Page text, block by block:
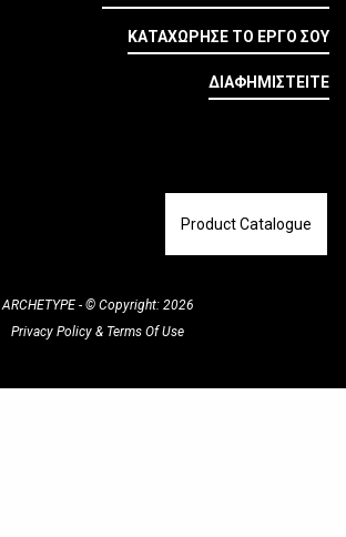
ΚΑΤΑΧΩΡΗΣΕ ΤΟ ΕΡΓΟ ΣΟΥ
ΔΙΑΦΗΜΙΣΤΕΙΤΕ
Product Catalogue
ARCHETYPE - © Copyright: 2026
Privacy Policy & Terms Of Use